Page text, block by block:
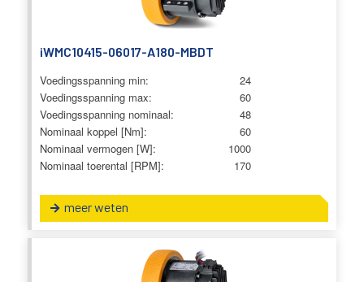
iWMC10415-06017-A180-MBDT
Voedingsspanning min:
24
Voedingsspanning max:
60
Voedingsspanning nominaal:
48
Nominaal koppel [Nm]:
60
Nominaal vermogen [W]:
1000
Nominaal toerental [RPM]:
170
meer weten